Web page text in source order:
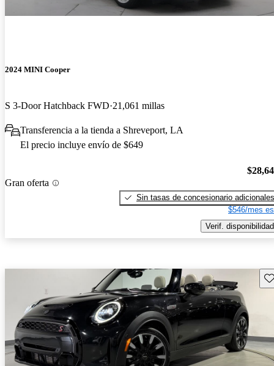
2024 MINI Cooper
S 3-Door Hatchback FWD 21,061 millas
Transferencia a la tienda a Shreveport, LA
El precio incluye envío de $649
Gran oferta
Sin tasas de concesionario adicionales
$546/mes
Verif. disponibilidad